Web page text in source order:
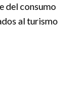
del consumo
al turismo